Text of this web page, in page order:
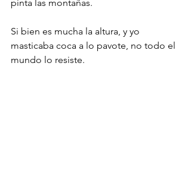
pinta las montañas.
Si bien es mucha la altura, y yo
masticaba coca a lo pavote, no todo el
mundo lo resiste.